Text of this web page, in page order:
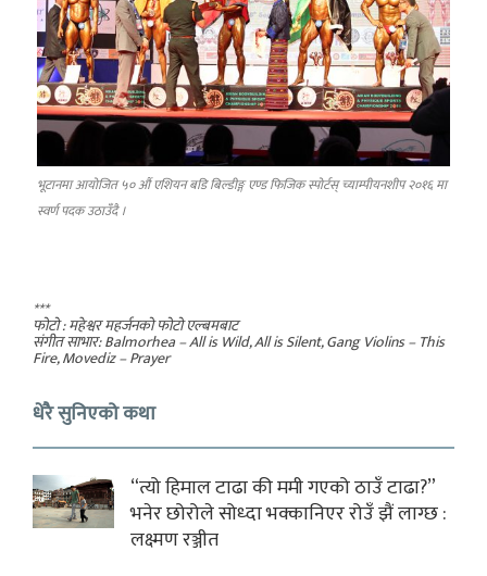
भूटानमा आयोजित ५० औं एशियन बडि बिल्डीङ्ग एण्ड फिजिक स्पोर्टस् च्याम्पीयनशीप २०१६ मा
स्वर्ण पदक उठाउँदै ।
***
फोटो : महेश्वर महर्जनको फोटो एल्बमबाट
संगीत साभार: Balmorhea – All is Wild, All is Silent, Gang Violins – This
Fire, Movediz – Prayer
धेरै सुनिएको कथा
“त्यो हिमाल टाढा की ममी गएको ठाउँ टाढा?”
भनेर छोरोले सोध्दा भक्कानिएर रोउँ झैं लाग्छ :
लक्ष्मण रञ्जीत